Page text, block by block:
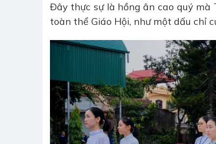
Đây thực sự là hồng ân cao quý mà
toàn thể Giáo Hội, như một dấu chỉ